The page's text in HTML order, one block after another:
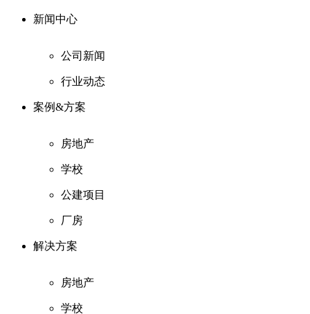
新闻中心
公司新闻
行业动态
案例&方案
房地产
学校
公建项目
厂房
解决方案
房地产
学校